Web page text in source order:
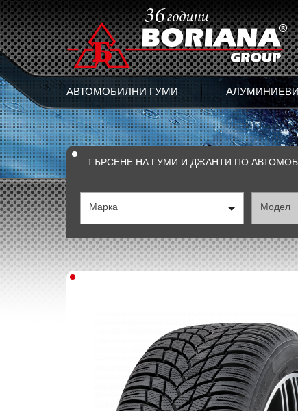
АВТОМОБИЛНИ ГУМИ
ТЪРСЕНЕ НА ГУМИ И ДЖАНТИ ПО
Марка Модел